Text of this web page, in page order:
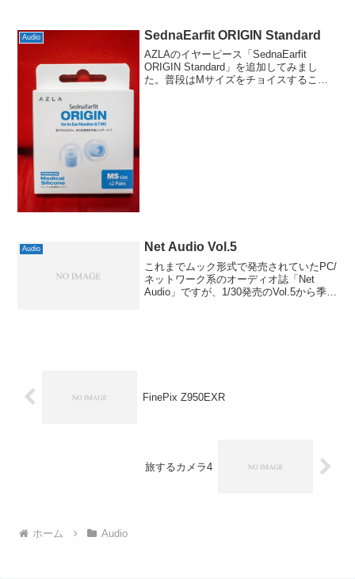
破損などは別になかったですし、化粧箱
Audio SednaEarfit ORIGIN Standard
AZLAのイヤーピース「SednaEarfit
ORIGIN Standard」を追加してみまし
た。普段はMサイズをチョイスすること
Audio Net Audio Vol.5
これまでムック形式で発売されていたPC/
ネットワーク系のオーディオ誌「Net
Audio」ですが、1/30発売のVol.5から季刊
FinePix Z950EXR
旅するカメラ4
ホーム Audio